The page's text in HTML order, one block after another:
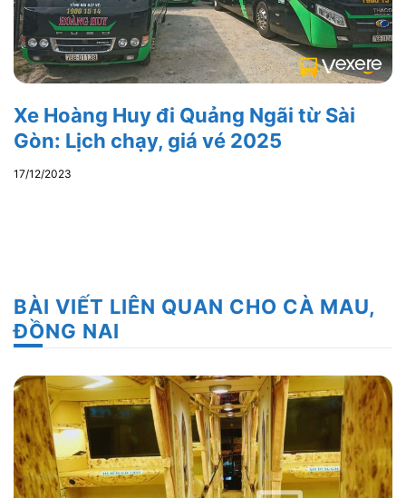
Xe Hoàng Huy đi Quảng Ngãi từ Sài
Gòn: Lịch chạy, giá vé 2025
17/12/2023
BÀI VIẾT LIÊN QUAN CHO CÀ MAU,
ĐỒNG NAI